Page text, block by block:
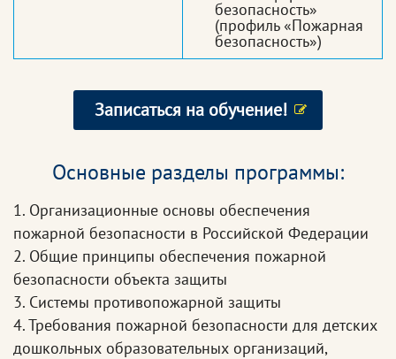
безопасность»
(профиль «Пожарная
безопасность»)
Записаться на обучение!
Основные разделы программы:
1. Организационные основы обеспечения
пожарной безопасности в Российской Федерации
2. Общие принципы обеспечения пожарной
безопасности объекта защиты
3. Системы противопожарной защиты
4. Требования пожарной безопасности для детских
дошкольных образовательных организаций,